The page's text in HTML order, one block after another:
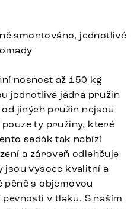
smontováno, jednotlivé
nosnost až 150 kg
jednotlivá jádra pružin
jiných pružin nejsou
ty pružiny, které
sedák tak nabízí
a zároveň odlehčuje
jsou vysoce kvalitní a
s objemovou
v tlaku. S naším